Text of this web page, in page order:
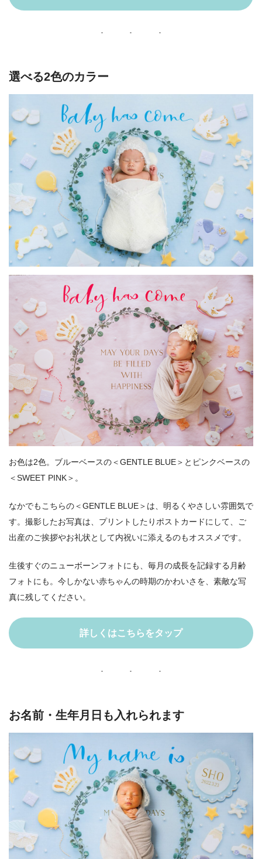
選べる2色のカラー
お色は2色。ブルーベースの＜GENTLE BLUE＞とピンクベースの
＜SWEET PINK＞。
なかでもこちらの＜GENTLE BLUE＞は、明るくやさしい雰囲気で
す。撮影したお写真は、プリントしたりポストカードにして、ご
出産のご挨拶やお礼状として内祝いに添えるのもオススメです。
生後すぐのニューボーンフォトにも、毎月の成長を記録する月齢
フォトにも。今しかない赤ちゃんの時期のかわいさを、素敵な写
真に残してください。
詳しくはこちらをタップ
お名前・生年月日も入れられます